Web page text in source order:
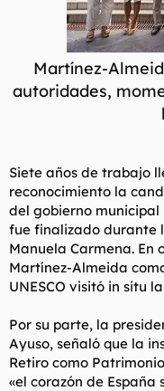
Martínez-
autoridades,
Siete años de trabajo
reconocimiento la
del gobierno municipal
fue finalizado durante
Manuela Carmena. En
Martínez-Almeida
UNESCO visitó in situ
Por su parte, la
Ayuso, señaló que la
Retiro como
«el corazón de